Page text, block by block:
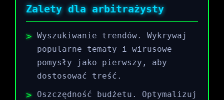
Zalety dla arbitrażysty
Wyszukiwanie trendów. Wykrywaj
popularne tematy i wirusowe
pomysły jako pierwszy, aby
dostosować treść.
Oszczędność budżetu. Optymalizuj